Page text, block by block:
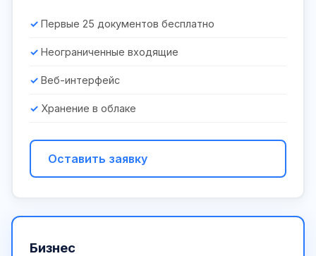
Первые 25 документов бесплатно
Неограниченные входящие
Веб-интерфейс
Хранение в облаке
Оставить заявку
Бизнес